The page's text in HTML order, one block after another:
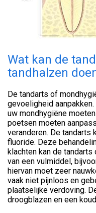
Wat kan de
tandhalzen
De tandarts of
gevoeligheid
uw mondhygiëne
poetsen moeten
veranderen. De tandarts
fluoride. Deze
klachten kan de
van een vulmiddel,
hiervan moet zeer
vaak niet pijnloos en
plaatselijke verdoving.
droogblazen en een